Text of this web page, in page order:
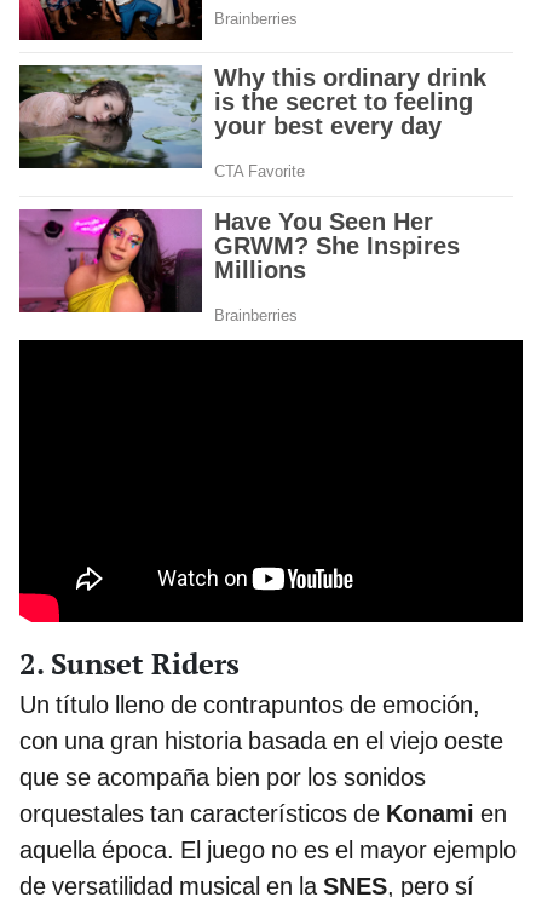
2. Sunset Riders
Un título lleno de contrapuntos de emoción,
con una gran historia basada en el viejo oeste
que se acompaña bien por los sonidos
orquestales tan característicos de Konami en
aquella época. El juego no es el mayor ejemplo
de versatilidad musical en laSNES, pero sí